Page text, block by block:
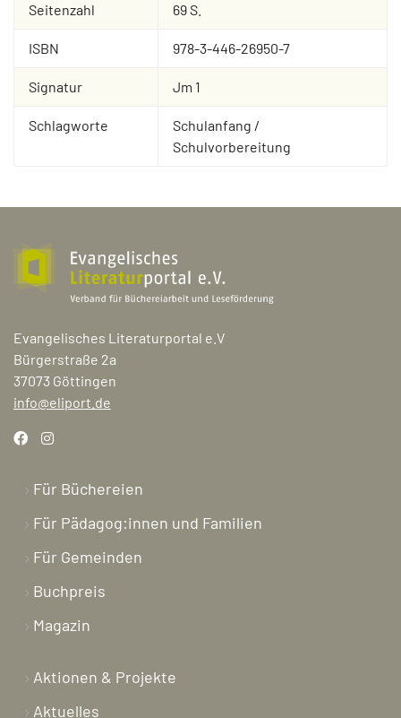
Seitenzahl 69 S.
ISBN 978-3-446-26950-7
Signatur Jm 1
Schlagworte
Schulanfang /
Schulvorbereitung
Evangelisches Literaturportal e.V
Bürgerstraße 2a
37073 Göttingen
info@eliport.de
Für Büchereien
Für Pädagog:innen und Familien
Für Gemeinden
Buchpreis
Magazin
Aktionen & Projekte
Aktuelles